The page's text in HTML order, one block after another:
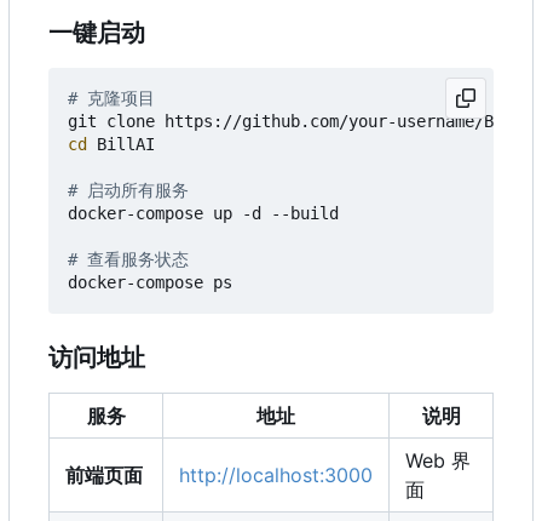
一键启动
# 克隆项目
cd BillAI
# 启动所有服务
docker-compose up -d --build
# 查看服务状态
访问地址
服务 地址 说明
前端页面 http://localhost:3000
Web 界
面